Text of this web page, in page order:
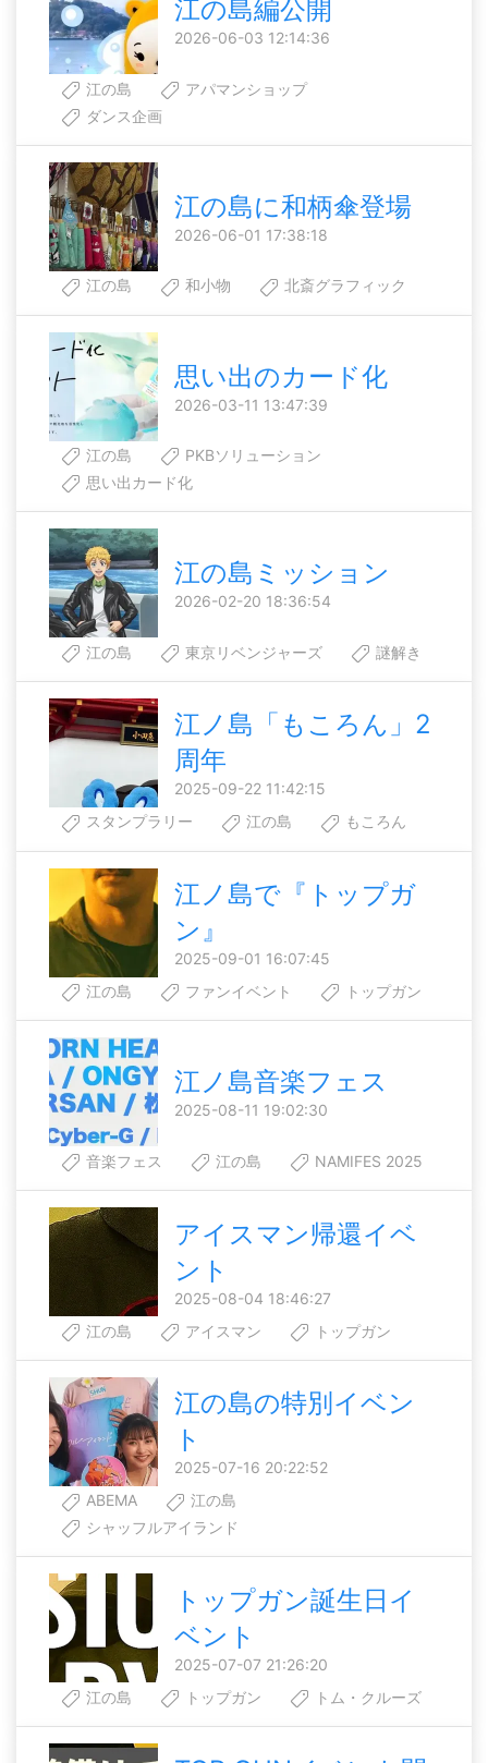
江の島編公開
2026-06-03 12:14:36
江の島
アパマンショップ
ダンス企画
江の島に和柄傘登場
2026-06-01 17:38:18
江の島 和小物 北斎グラフィック
思い出のカード化
2026-03-11 13:47:39
江の島
PKBソリューション
思い出カード化
江の島ミッション
2026-02-20 18:36:54
江の島 東京リベンジャーズ 謎解き
江ノ島「もころん」2
周年
2025-09-22 11:42:15
スタンプラリー
江の島 もころん
江ノ島で『トップガ
ン』
2025-09-01 16:07:45
江の島
ファンイベント トップガン
江ノ島音楽フェス
2025-08-11 19:02:30
音楽フェス 江の島 NAMIFES 2025
アイスマン帰還イベ
ント
2025-08-04 18:46:27
江の島
アイスマン トップガン
江の島の特別イベン
ト
2025-07-16 20:22:52
ABEMA
江の島
シャッフルアイランド
トップガン誕生日イ
ベント
2025-07-07 21:26:20
江の島
トップガン トム・クルーズ